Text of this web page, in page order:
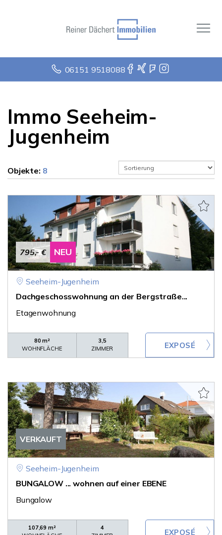
06151 9518088
Immo Seeheim-
Jugenheim
Objekte: 8
795,- € NEU
Seeheim-Jugenheim
Dachgeschosswohnung an der Bergstraße...
Etagenwohnung
80 m²
WOHNFLÄCHE
3,5
ZIMMER
VERKAUFT
Seeheim-Jugenheim
BUNGALOW ... wohnen auf einer EBENE
Bungalow
107,69 m²
4